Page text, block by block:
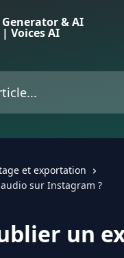
et exportation
sur Instagram ?
un